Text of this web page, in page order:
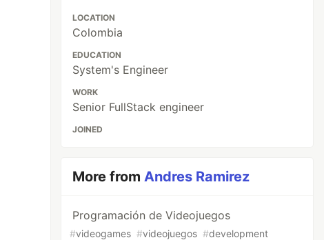
LOCATION
Colombia
EDUCATION
System's Engineer
WORK
Senior FullStack engineer
JOINED
More fromAndres Ramirez
Programación de Videojuegos
#videogames #videojuegos #development